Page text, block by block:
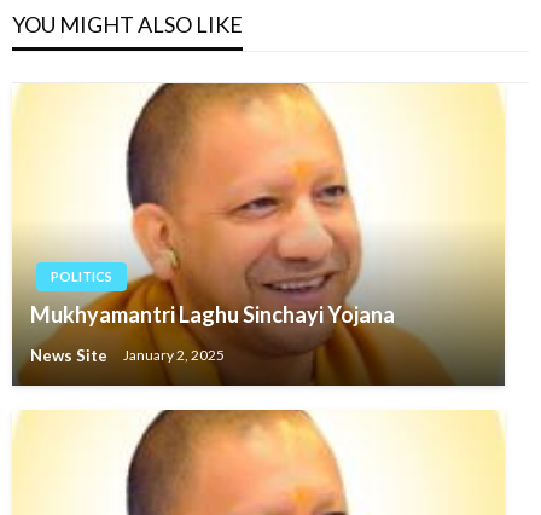
YOU MIGHT ALSO LIKE
POLITICS
Mukhyamantri Laghu Sinchayi Yojana
News Site January 2, 2025